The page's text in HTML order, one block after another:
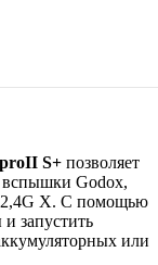
S+ позволяет
вспышки Godox,
2,4G X. С помощью
запустить
или